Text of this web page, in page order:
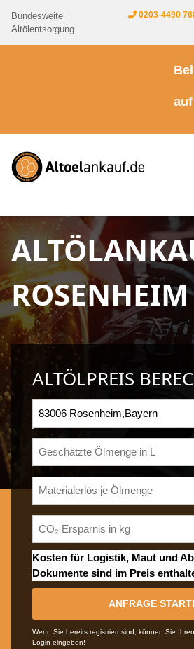
Bundesweite
Altölentsorgung
0203-4490
Bei
auf
ROSENHEIM
ALTÖLPREIS
Kosten für Logistik, Maut und
Dokumente sind im Preis
ANFRAGE
Wenn Sie bereits registriert sind, können Sie
Login eingeben!